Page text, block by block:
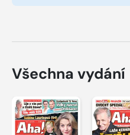
Všechna vydání